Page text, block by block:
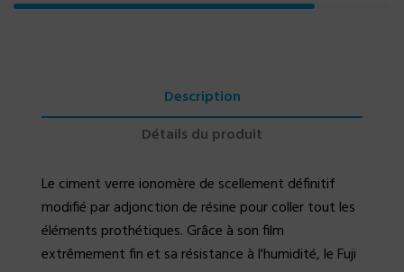
Description
Détails du produit
Le ciment verre ionomère de scellement définitif
modifié par adjonction de résine pour coller tout les
éléments prothétiques. Grâce à son film
extrêmement fin et sa résistance à l'humidité, le Fuji